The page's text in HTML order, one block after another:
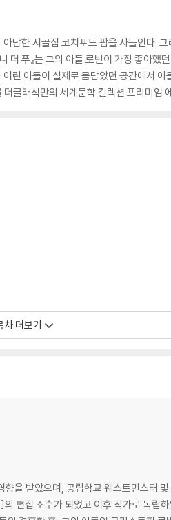
담한 시골집 코치포드 팜을 사들인다.
더 푸』는 그의 아들 로빈이 가장 좋아
린 아들이 실제로 몸담았던 공간에서
클래식만의 세계문학 컬렉션 프리미엄
차 더보기
을 받았으며, 공립학교 웨스트민스터
편집 조수가 되었고 이후 작가로 독립